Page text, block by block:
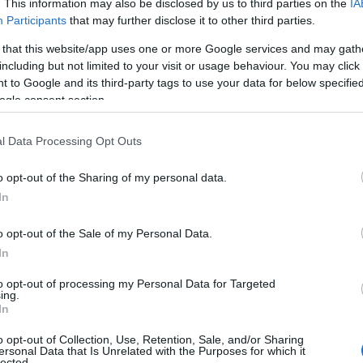
This information may also be disclosed by us to third parties on the
Participants that may further disclose it to other third parties.
that this website/app uses one or more Google services and may
but not limited to your visit or usage behaviour. You may
to Google and its third-party tags to use your data for below
consent section.
Data Processing Opt Outs
opt-out of the Sharing of my personal data.
opt-out of the Sale of my Personal Data.
opt-out of processing my Personal Data for Targeted
opt-out of Collection, Use, Retention, Sale, and/or Sharing
Data that Is Unrelated with the Purposes for which it
προς τον Γιάννη Λύκο και την
ευγενική χορηγία των λουλουδιών που
ουσιαστικά στην προσπάθεια
επίσης στους κατοίκους της Πλατάνας,
οι οποίοι ανταποκρίθηκαν στο κάλεσμα
εθελοντικά τον χρόνο και την εργασία